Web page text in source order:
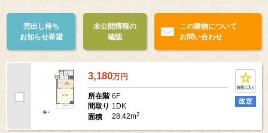
売出し待ち
お知らせ希望
未公開情報の
確認
この建物について
お問い合わせ
3,180万円
所在階 6F
間取り 1DK
面積
28.42m2